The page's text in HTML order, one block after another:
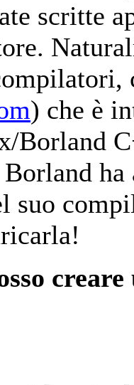
scritte
) che è
Borland
ha
suo